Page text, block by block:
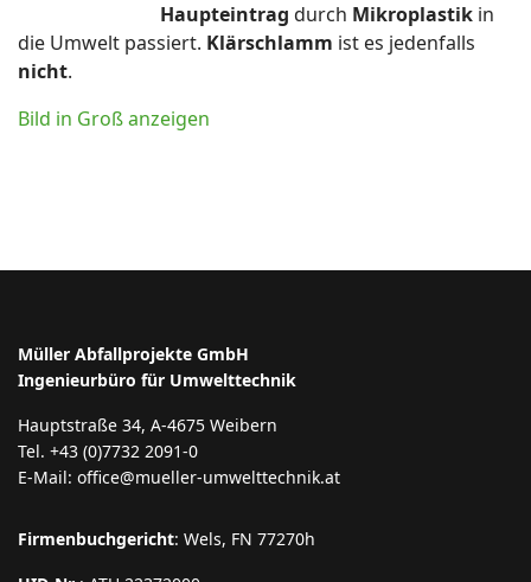
Haupteintrag durch Mikroplastik in
die Umwelt passiert. Klärschlamm ist es jedenfalls
nicht.
Bild in Groß anzeigen
Müller Abfallprojekte GmbH
Ingenieurbüro für Umwelttechnik
Hauptstraße 34, A-4675 Weibern
Tel. +43 (0)7732 2091-0
E-Mail: office@mueller-umwelttechnik.at
Firmenbuchgericht: Wels, FN 77270h